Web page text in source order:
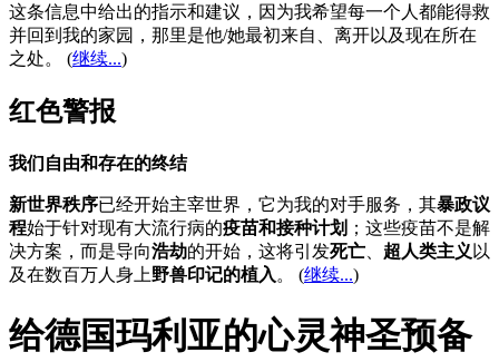
这条信息中给出的指示和建议，因为我希望每一个人都能得救
并回到我的家园，那里是他/她最初来自、离开以及现在所在
之处。
(继续...)
红色警报
我们自由和存在的终结
新世界秩序已经开始主宰世界，它为我的对手服务，其暴政议
程始于针对现有大流行病的疫苗和接种计划 ；这些疫苗不是解
决方案，而是导向浩劫的开始，这将引发死亡 超人类主义 以
及在数百万人身上野兽印记的植入 。 (继续...)
给德国玛利亚的心灵神圣预备